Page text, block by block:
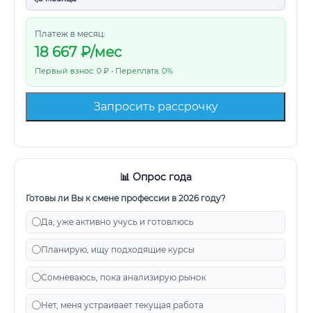
Платеж в месяц:
18 667 ₽/мес
Первый взнос: 0 ₽ • Переплата: 0%
Запросить рассрочку
📊 Опрос года
Готовы ли Вы к смене профессии в 2026 году?
Да, уже активно учусь и готовлюсь
Планирую, ищу подходящие курсы
Сомневаюсь, пока анализирую рынок
Нет, меня устраивает текущая работа